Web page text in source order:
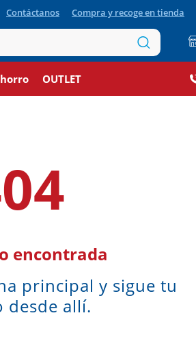
Contáctanos Compra y recoge en tienda
OUTLET
encontrada
principal y sigue tu
desde allí.